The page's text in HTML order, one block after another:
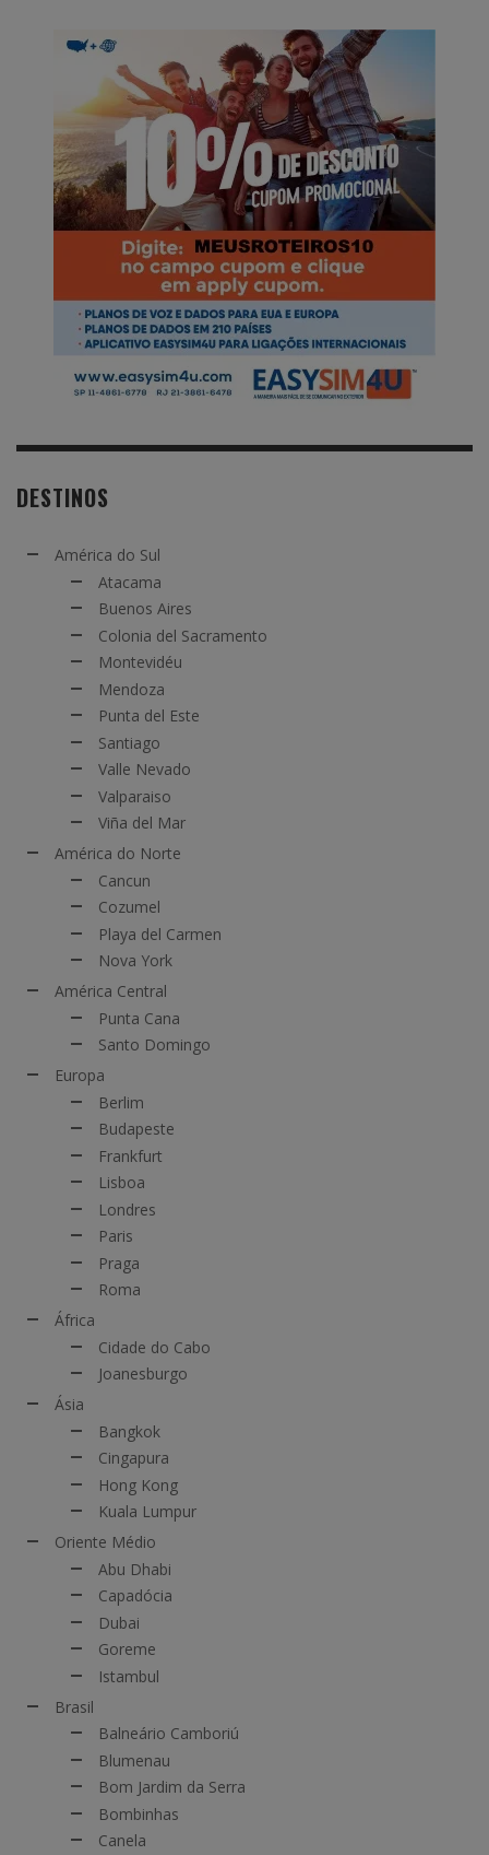
DESTINOS
América do Sul
Atacama
Buenos Aires
Colonia del Sacramento
Montevidéu
Mendoza
Punta del Este
Santiago
Valle Nevado
Valparaiso
Viña del Mar
América do Norte
Cancun
Cozumel
Playa del Carmen
Nova York
América Central
Punta Cana
Santo Domingo
Europa
Berlim
Budapeste
Frankfurt
Lisboa
Londres
Paris
Praga
Roma
África
Cidade do Cabo
Joanesburgo
Ásia
Bangkok
Cingapura
Hong Kong
Kuala Lumpur
Oriente Médio
Abu Dhabi
Capadócia
Dubai
Goreme
Istambul
Brasil
Balneário Camboriú
Blumenau
Bom Jardim da Serra
Bombinhas
Canela